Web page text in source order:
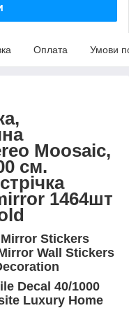
Оплата Умови
Moosaic,
см.
1464шт
Stickers
Wall Stickers
Decal 40/1000
Luxury Home